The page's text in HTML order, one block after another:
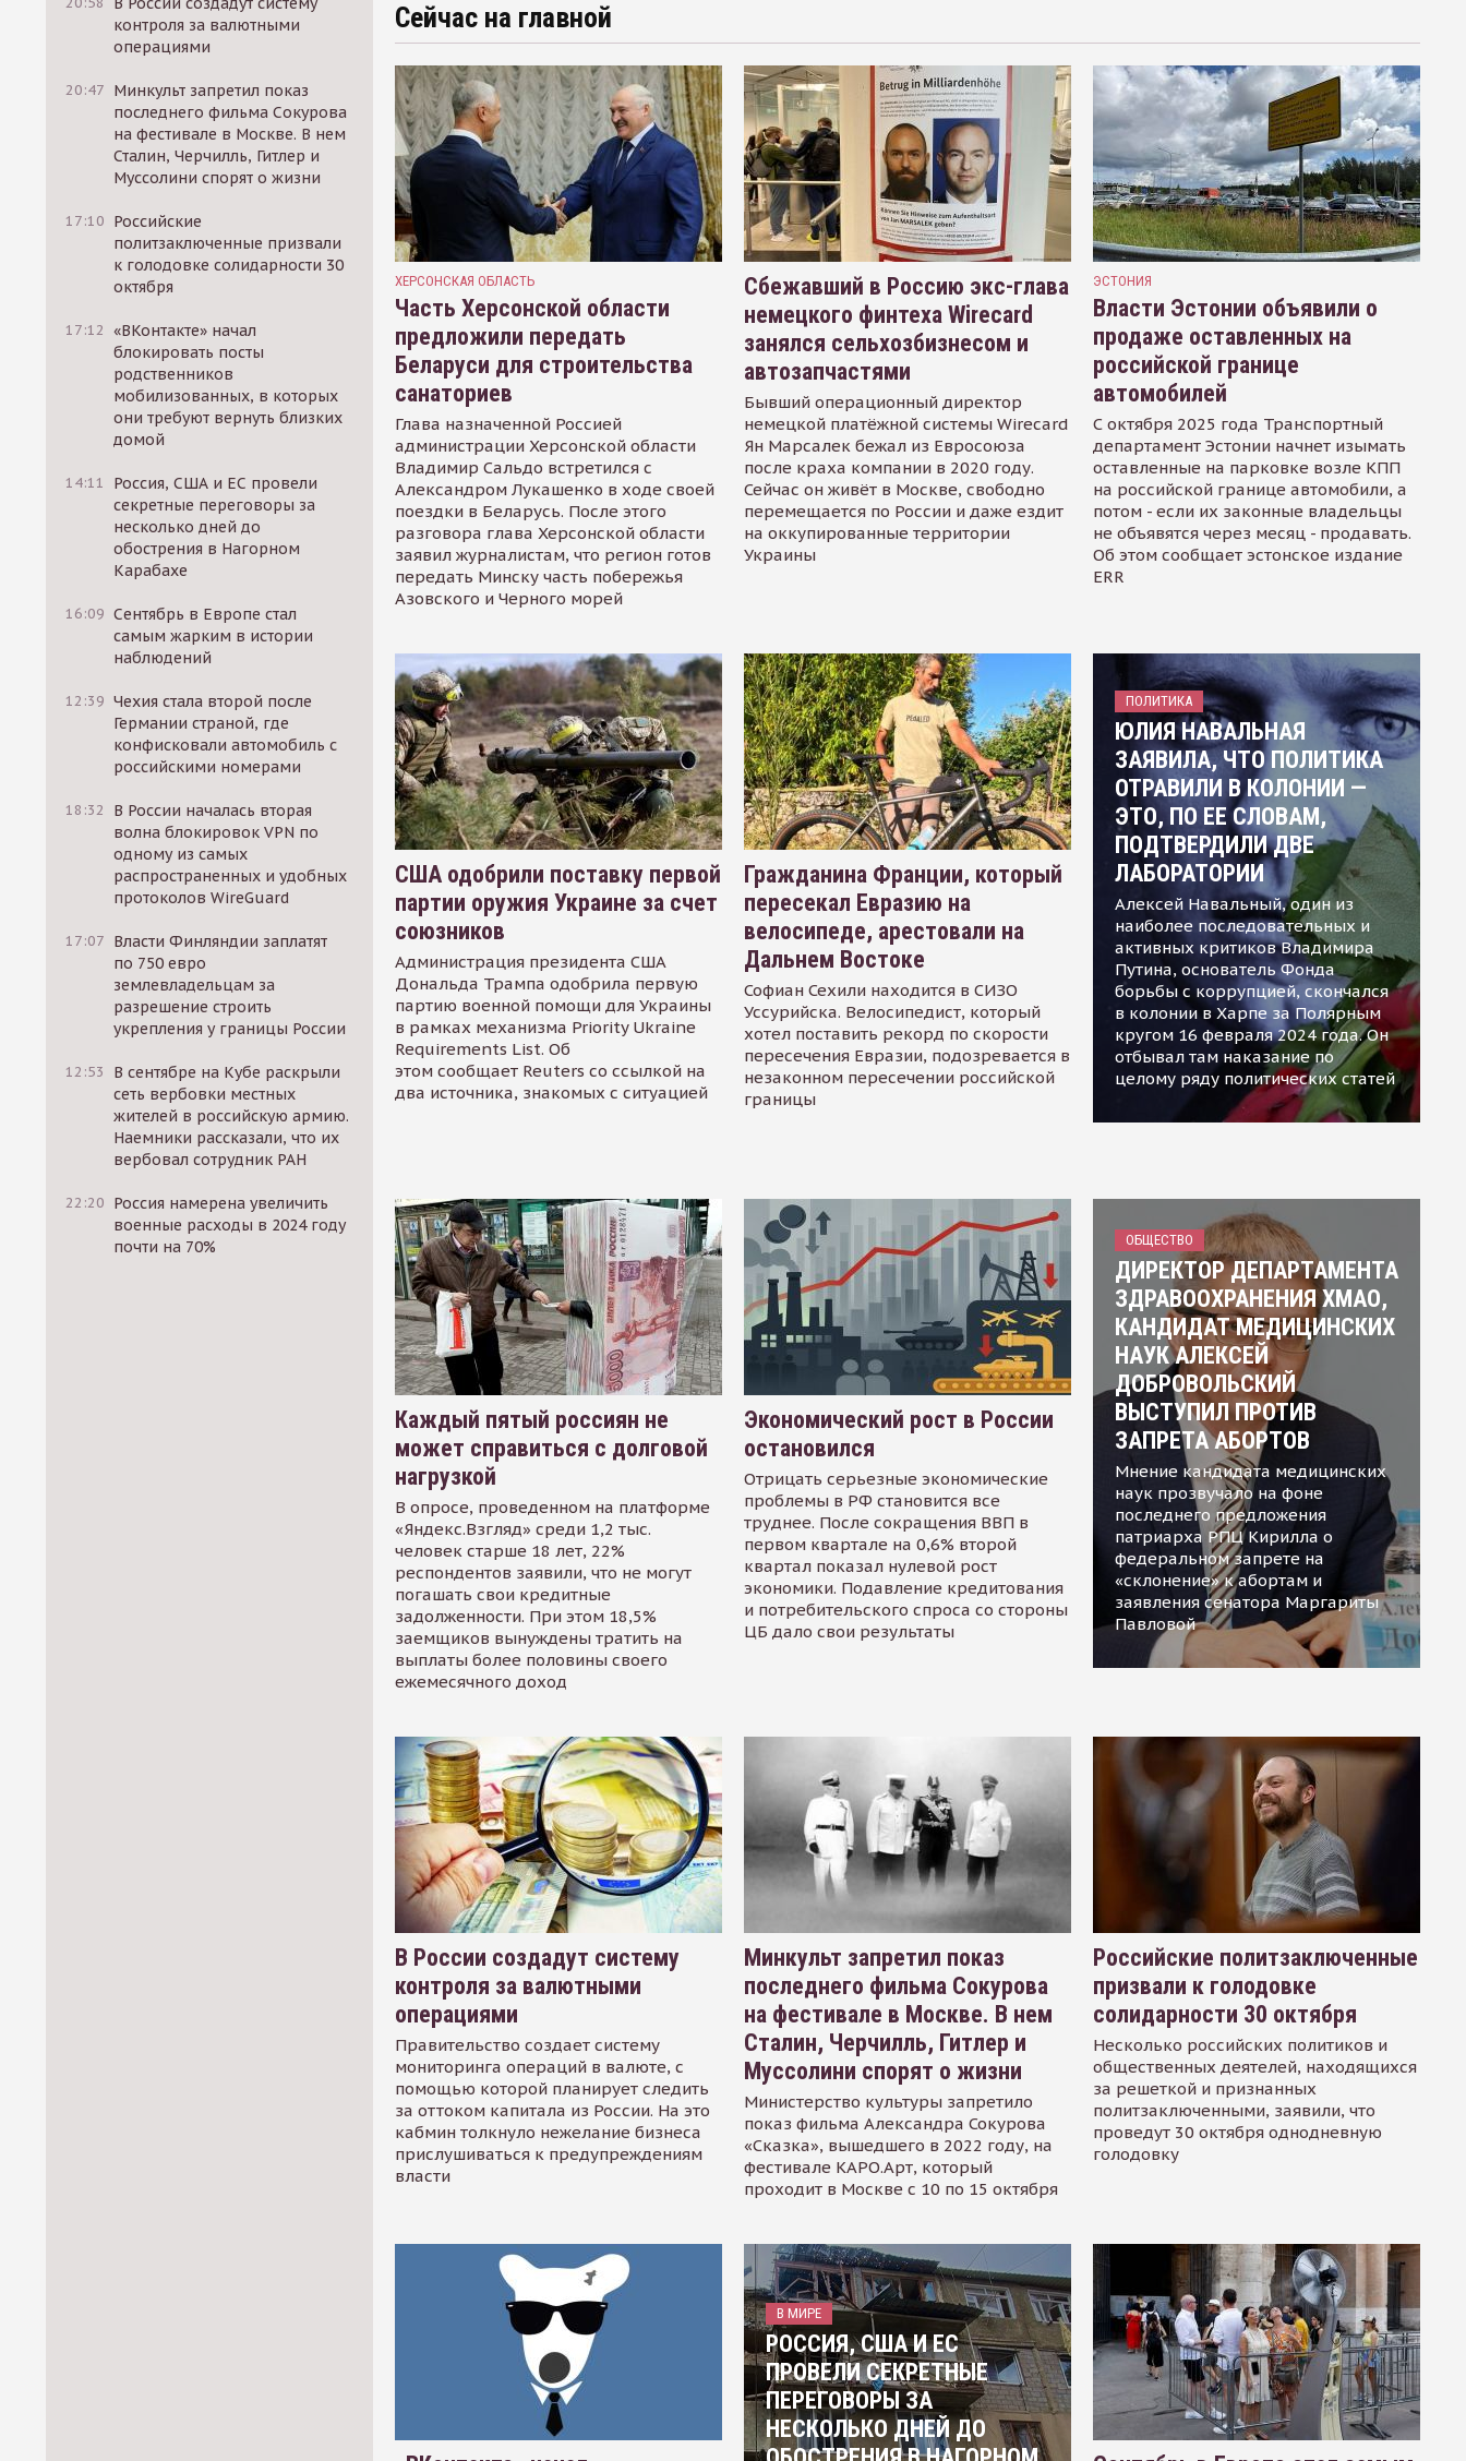
контроля за валютными
операциями
20:47 Минкульт запретил показ
последнего фильма Сокурова
на фестивале в Москве. В нем
Сталин, Черчилль, Гитлер и
Муссолини спорят о жизни
17:10 Российские
политзаключенные призвали
к голодовке солидарности 30
октября
17:12 «ВКонтакте» начал
блокировать посты
родственников
мобилизованных, в которых
они требуют вернуть близких
домой
14:11
Россия, США и ЕС провели
секретные переговоры за
несколько дней до
обострения в Нагорном
Карабахе
16:09 Сентябрь в Европе стал
самым жарким в истории
наблюдений
12:39 Чехия стала второй после
Германии страной, где
конфисковали автомобиль с
российскими номерами
18:32
В России началась вторая
волна блокировок VPN по
одному из самых
распространенных и удобных
протоколов WireGuard
17:07 Власти Финляндии заплатят
по 750 евро
землевладельцам за
разрешение строить
укрепления у границы России
12:53
В сентябре на Кубе раскрыли
сеть вербовки местных
жителей в российскую армию.
Наемники рассказали, что их
вербовал сотрудник РАН
22:20 Россия намерена увеличить
военные расходы в 2024 году
почти на 70%
Сейчас на главной
ХЕРСОНСКАЯ ОБЛАСТЬ
Часть Херсонской области
предложили передать
Беларуси для строительства
санаториев
Глава назначенной Россией
администрации Херсонской области
Владимир Сальдо встретился с
Александром Лукашенко в ходе своей
поездки в Беларусь. После этого
разговора глава Херсонской области
заявил журналистам, что регион готов
передать Минску часть побережья
Азовского и Черного морей
Сбежавший в Россию экс-глава
немецкого финтеха Wirecard
занялся сельхозбизнесом и
автозапчастями
Бывший операционный директор
немецкой платёжной системы Wirecard
Ян Марсалек бежал из Евросоюза
после краха компании в 2020 году.
Сейчас он живёт в Москве, свободно
перемещается по России и даже ездит
на оккупированные территории
Украины
ЭСТОНИЯ
Власти Эстонии объявили о
продаже оставленных на
российской границе
автомобилей
С октября 2025 года Транспортный
департамент Эстонии начнет изымать
оставленные на парковке возле КПП
на российской границе автомобили, а
потом - если их законные владельцы
не объявятся через месяц - продавать.
Об этом сообщает эстонское издание
ERR
США одобрили поставку первой
партии оружия Украине за счет
союзников
Администрация президента США
Дональда Трампа одобрила первую
партию военной помощи для Украины
в рамках механизма Priority Ukraine
Requirements List. Об
этом сообщает Reuters со ссылкой на
два источника, знакомых с ситуацией
Гражданина Франции, который
пересекал Евразию на
велосипеде, арестовали на
Дальнем Востоке
Софиан Сехили находится в СИЗО
Уссурийска. Велосипедист, который
хотел поставить рекорд по скорости
пересечения Евразии, подозревается в
незаконном пересечении российской
границы
ПОЛИТИКА
ЮЛИЯ НАВАЛЬНАЯ
ЗАЯВИЛА, ЧТО ПОЛИТИКА
ОТРАВИЛИ В КОЛОНИИ —
ЭТО, ПО ЕЕ СЛОВАМ,
ПОДТВЕРДИЛИ ДВЕ
ЛАБОРАТОРИИ
Алексей Навальный, один из
наиболее последовательных и
активных критиков Владимира
Путина, основатель Фонда
борьбы с коррупцией, скончался
в колонии в Харпе за Полярным
кругом 16 февраля 2024 года. Он
отбывал там наказание по
целому ряду политических статей
Каждый пятый россиян не
может справиться с долговой
нагрузкой
В опросе, проведенном на платформе
«Яндекс.Взгляд» среди 1,2 тыс.
человек старше 18 лет, 22%
респондентов заявили, что не могут
погашать свои кредитные
задолженности. При этом 18,5%
заемщиков вынуждены тратить на
выплаты более половины своего
ежемесячного доход
Экономический рост в России
остановился
Отрицать серьезные экономические
проблемы в РФ становится все
труднее. После сокращения ВВП в
первом квартале на 0,6% второй
квартал показал нулевой рост
экономики. Подавление кредитования
и потребительского спроса со стороны
ЦБ дало свои результаты
ОБЩЕСТВО
ДИРЕКТОР ДЕПАРТАМЕНТА
ЗДРАВООХРАНЕНИЯ ХМАО,
КАНДИДАТ МЕДИЦИНСКИХ
НАУК АЛЕКСЕЙ
ДОБРОВОЛЬСКИЙ
ВЫСТУПИЛ ПРОТИВ
ЗАПРЕТА АБОРТОВ
Мнение кандидата медицинских
наук прозвучало на фоне
последнего предложения
патриарха РПЦ Кирилла о
федеральном запрете на
«склонение» к абортам и
заявления сенатора Маргариты
Павловой
В России создадут систему
контроля за валютными
операциями
Правительство создает систему
мониторинга операций в валюте, с
помощью которой планирует следить
за оттоком капитала из России. На это
кабмин толкнуло нежелание бизнеса
прислушиваться к предупреждениям
власти
Минкульт запретил показ
последнего фильма Сокурова
на фестивале в Москве. В нем
Сталин, Черчилль, Гитлер и
Муссолини спорят о жизни
Министерство культуры запретило
показ фильма Александра Сокурова
«Сказка», вышедшего в 2022 году, на
фестивале КАРО.Арт, который
проходит в Москве с 10 по 15 октября
Российские политзаключенные
призвали к голодовке
солидарности 30 октября
Несколько российских политиков и
общественных деятелей, находящихся
за решеткой и признанных
политзаключенными, заявили, что
проведут 30 октября однодневную
голодовку
В МИРЕ
РОССИЯ, США И ЕС
ПРОВЕЛИ СЕКРЕТНЫЕ
ПЕРЕГОВОРЫ ЗА
НЕСКОЛЬКО ДНЕЙ ДО